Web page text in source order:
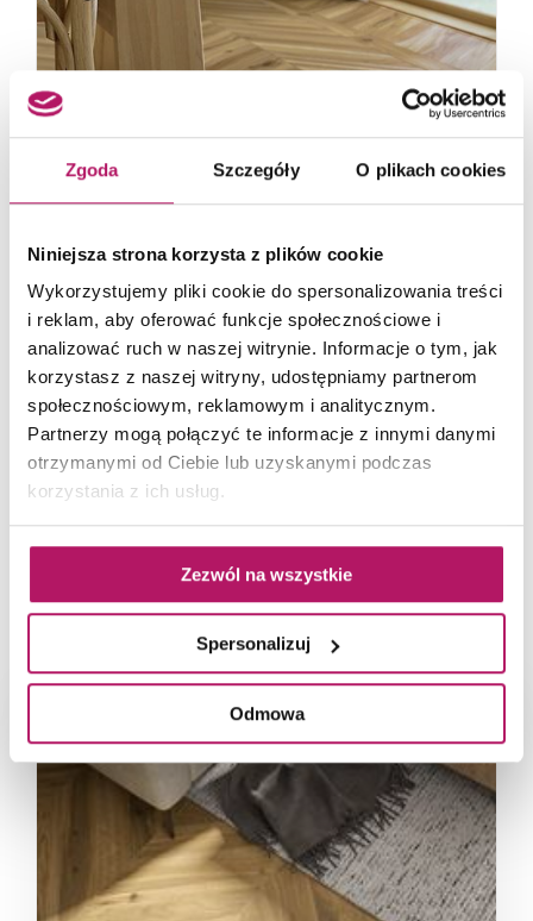
Zgoda Szczegóły O plikach cookies
Niniejsza strona korzysta z plików cookie
Wykorzystujemy pliki cookie do spersonalizowania treści
i reklam, aby oferować funkcje społecznościowe i
analizować ruch w naszej witrynie. Informacje o tym, jak
korzystasz z naszej witryny, udostępniamy partnerom
społecznościowym, reklamowym i analitycznym.
Partnerzy mogą połączyć te informacje z innymi danymi
otrzymanymi od Ciebie lub uzyskanymi podczas
korzystania z ich usług.
Zezwól na wszystkie
Spersonalizuj
Odmowa
Paradyż
Freeland
Paradyż oferuje kolekcję Freeland, która jest
synonimem bogactwa odcieni i tonów. Idealnie
skomponuje się w wielu aranżacjach i
kombinacjach...
POWIĄZANE ZDJĘCIA